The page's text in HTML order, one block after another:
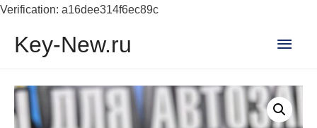
Verification: a16dee314f6ec89c
Key-New.ru